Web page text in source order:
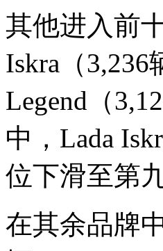
其他进入前
Iskra（3,236
Legend（
中，Lada
位下滑至第九
在其余品牌